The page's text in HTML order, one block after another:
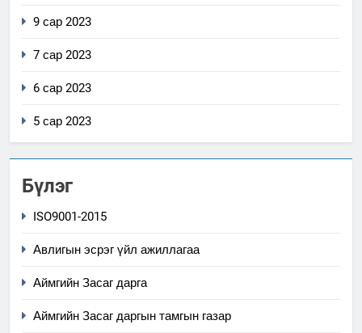
9 сар 2023
7 сар 2023
6 сар 2023
5 сар 2023
Бүлэг
ISO9001-2015
Авлигын эсрэг үйл ажиллагаа
Аймгийн Засаг дарга
Аймгийн Засаг даргын тамгын газар